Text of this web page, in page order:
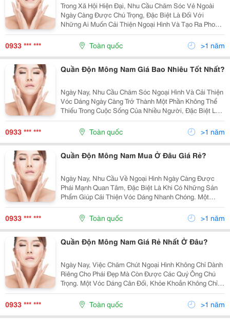
Trong Xã Hội Hiện Đại, Nhu Cầu Chăm Sóc Vẻ Ngoài
Ngày Càng Được Chú Trọng, Đặc Biệt Là Đối Với
Những Ai Muốn Cải Thiện Ngoại Hình Và Tạo Ra Phong
Cách Tự Tin, Cuốn Hút. Quần Độn Mông Nam Là Một
Trong Những Sản Phẩm Được Nhiều Người Tìm Kiếm
Để Thay...
0933 *** *** Toàn quốc >1 năm
Quần Độn Mông Nam Giá Bao Nhiêu Tốt Nhất?
Ngày Nay, Nhu Cầu Chăm Sóc Ngoại Hình Và Cải Thiện
Vóc Dáng Ngày Càng Trở Thành Một Phần Không Thể
Thiếu Trong Cuộc Sống Của Nhiều Người, Đặc Biệt Là
Nam Giới. Bên Cạnh Những Phương Pháp Tập Luyện
Và Chế Độ Ăn Uống, Quần Độn Mông Nam Đã Trở
Thành Một...
0933 *** *** Toàn quốc >1 năm
Quần Độn Mông Nam Mua Ở Đâu Giá Rẻ?
Ngày Nay, Nhu Cầu Về Ngoại Hình Ngày Càng Được
Phái Mạnh Quan Tâm, Đặc Biệt Là Khi Có Những Sản
Phẩm Giúp Cải Thiện Vóc Dáng Nhanh Chóng. Một
Trong Những Sản Phẩm Được Ưa Chuộng Là Quần Độn
Mông Nam, Giúp Tăng Cường Sự Tự Tin Nhờ Tạo Hình
Mông Đầy...
0933 *** *** Toàn quốc >1 năm
Quần Độn Mông Nam Giá Rẻ Nhất Ở Đâu?
Ngày Nay, Việc Chăm Chút Ngoại Hình Không Chỉ Dành
Riêng Cho Phái Đẹp Mà Còn Được Các Quý Ông Chú
Trọng. Một Vóc Dáng Cân Đối, Khỏe Khoắn Không Chỉ
Tạo Ấn Tượng Trong Giao Tiếp Mà Còn Giúp Phái Mạnh
Tự Tin Hơn Trong Cuộc Sống. Quần Độn Mông Nam
0933 *** *** Toàn quốc >1 năm